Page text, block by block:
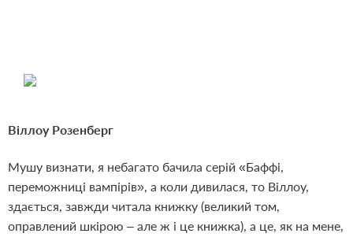
Віллоу Розенберг
Мушу визнати, я небагато бачила серій «Баффі,
переможниці вампірів», а коли дивилася, то Віллоу,
здається, завжди читала книжку (великий том,
оправлений шкірою – але ж і це книжка), а це, як на мене,